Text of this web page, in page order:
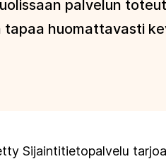
palvelun
huomattavasti
Sijaintitietopalvelu